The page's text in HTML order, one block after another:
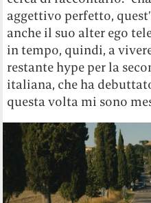
aggettivo perfetto,
anche il suo alter ego
in tempo, quindi, a
restante hype per la
italiana, che ha
questa volta mi sono